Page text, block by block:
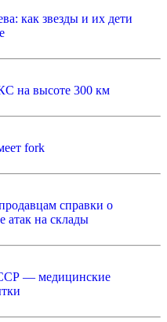
как звезды и их дети
на высоте 300 км
fork
справки о
атак на склады
— медицинские